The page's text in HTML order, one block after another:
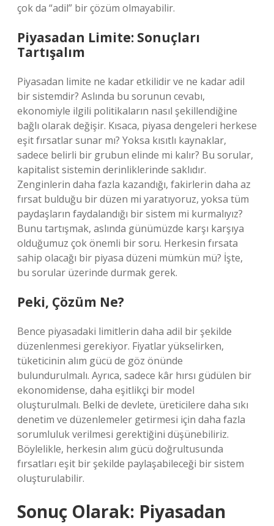
çok da “adil” bir çözüm olmayabilir.
Piyasadan Limite: Sonuçları
Tartışalım
Piyasadan limite ne kadar etkilidir ve ne kadar adil
bir sistemdir? Aslında bu sorunun cevabı,
ekonomiyle ilgili politikaların nasıl şekillendiğine
bağlı olarak değişir. Kısaca, piyasa dengeleri herkese
eşit fırsatlar sunar mı? Yoksa kısıtlı kaynaklar,
sadece belirli bir grubun elinde mi kalır? Bu sorular,
kapitalist sistemin derinliklerinde saklıdır.
Zenginlerin daha fazla kazandığı, fakirlerin daha az
fırsat bulduğu bir düzen mi yaratıyoruz, yoksa tüm
paydaşların faydalandığı bir sistem mi kurmalıyız?
Bunu tartışmak, aslında günümüzde karşı karşıya
olduğumuz çok önemli bir soru. Herkesin fırsata
sahip olacağı bir piyasa düzeni mümkün mü? İşte,
bu sorular üzerinde durmak gerek.
Peki, Çözüm Ne?
Bence piyasadaki limitlerin daha adil bir şekilde
düzenlenmesi gerekiyor. Fiyatlar yükselirken,
tüketicinin alım gücü de göz önünde
bulundurulmalı. Ayrıca, sadece kâr hırsı güdülen bir
ekonomidense, daha eşitlikçi bir model
oluşturulmalı. Belki de devlete, üreticilere daha sıkı
denetim ve düzenlemeler getirmesi için daha fazla
sorumluluk verilmesi gerektiğini düşünebiliriz.
Böylelikle, herkesin alım gücü doğrultusunda
fırsatları eşit bir şekilde paylaşabileceği bir sistem
oluşturulabilir.
Sonuç Olarak: Piyasadan